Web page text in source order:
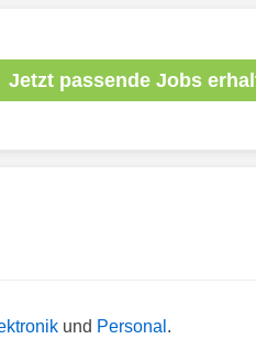
Jetzt passende Jobs
und Personal .